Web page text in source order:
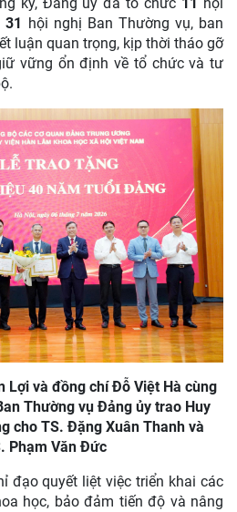
31 hội nghị Ban Thường vụ, ban
luận quan trọng, kịp thời tháo gỡ
vững ổn định về tổ chức và tư
Lợi và đồng chí Đỗ Việt Hà cùng
Thường vụ Đảng ủy trao Huy
cho TS. Đặng Xuân Thanh và
Phạm Văn Đức
đạo quyết liệt việc triển khai các
học, bảo đảm tiến độ và nâng